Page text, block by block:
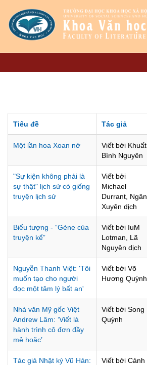
Tiêu đề Tác giả
Một lần hoa Xoan nở
Viết bởi Khuất
Bình Nguyên
"Sự kiện không phải là
sự thật" lịch sử có giống
truyện lịch sử
Viết bởi
Michael
Durrant, Ngân
Xuyên dịch
Biểu tượng - “Gène của
truyện kể”
Viết bởi IuM
Lotman, Lã
Nguyên dịch
Nguyễn Thanh Việt: 'Tôi
muốn tạo cho người
đọc một tâm lý bất an'
Viết bởi Võ
Hương Quỳnh
Nhà văn Mỹ gốc Việt
Andrew Lâm: ‘Viết là
hành trình cô đơn đầy
mê hoặc’
Viết bởi Song
Quỳnh
Tác giả Nhật ký Vũ Hán:
Viết bởi Cảnh